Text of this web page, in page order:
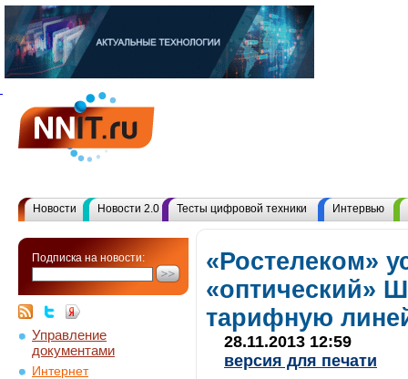
Новости Новости 2.0 Тесты цифровой техники Интервью
Подписка на новости:
Управление
документами
Интернет
«Ростелеком»
«оптический»
тарифную
28.11.2013 12:59
версия для печати